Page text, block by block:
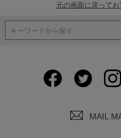
元の画面に戻って
キーワードから探す
MAIL